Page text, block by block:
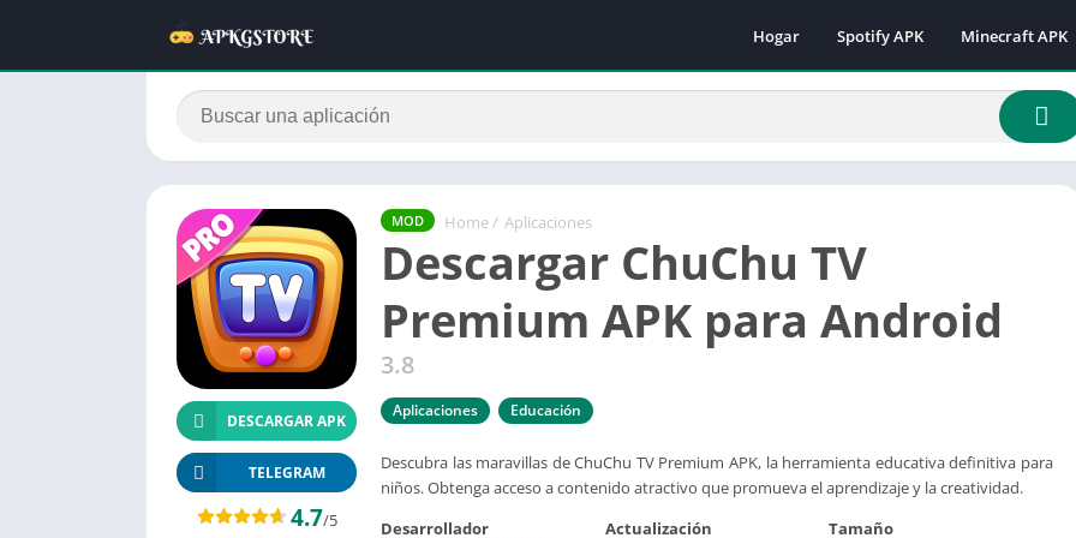
Hogar Spotify APK
Minecraft APK
Minecraft
Minecraft 1.18
Minecraft 1.18.2
Minecraft 1.19.0
Minecraft
MOD Home / Aplicaciones
Descargar ChuChu TV
Premium APK para Android
3.8
Aplicaciones Educación
Descubra las maravillas de ChuChu TV Premium APK, la herramienta educativa definitiva para
niños. Obtenga acceso a contenido atractivo que promueva el aprendizaje y la creatividad.
DESCARGAR APK
TELEGRAM
4.7/5
Desarrollador
Actualización
Tamaño